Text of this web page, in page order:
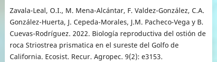
Zavala-Leal, O.I., M. Mena-Alcántar, F. Valdez-González, C.A.
González-Huerta, J. Cepeda-Morales, J.M. Pacheco-Vega y B.
Cuevas-Rodríguez. 2022. Biología reproductiva del ostión de
roca Striostrea prismatica en el sureste del Golfo de
California. Ecosist. Recur. Agropec. 9(2): e3153.